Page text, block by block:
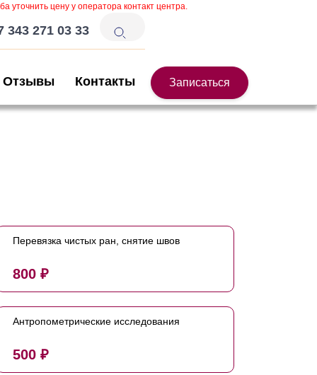
уточнить цену у оператора контакт центра.
343 271 03 33
Отзывы Контакты Записаться
Перевязка чистых ран, снятие швов
800 ₽
Антропометрические исследования
500 ₽